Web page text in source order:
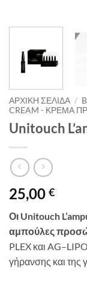
ΑΡΧΙΚΉ ΣΕΛΊΔΑ /
CREAM - ΚΡΈΜΑ
Unitouch
25,00 €
Οι Unitouch
αμπούλες
PLEX και AG–
γήρανσης και της